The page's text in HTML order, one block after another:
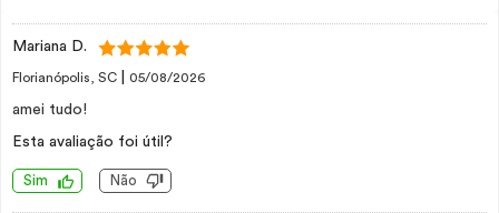
Mariana D.
Florianópolis, SC 05/08/2026
amei tudo!
Esta avaliação foi útil?
Sim Não